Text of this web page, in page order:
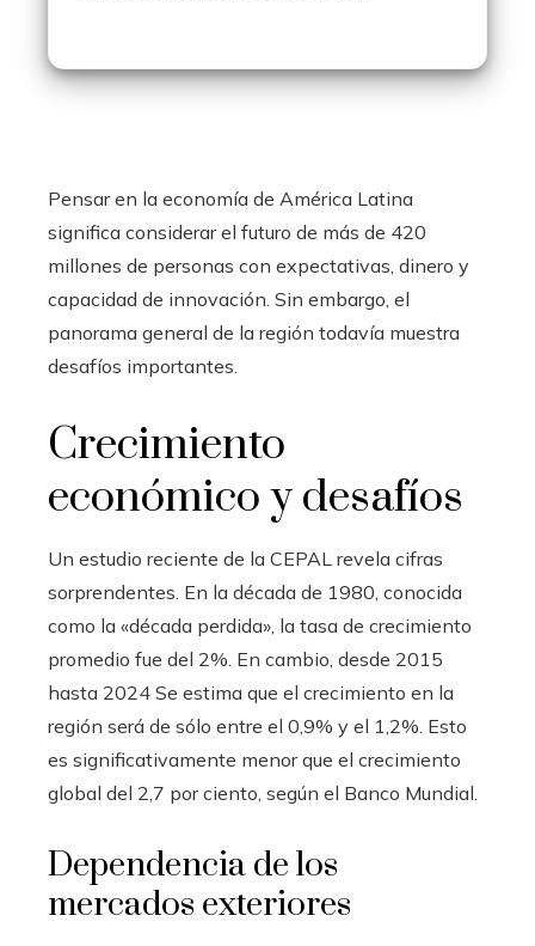
Pensar en la economía de América Latina
significa considerar el futuro de más de 420
millones de personas con expectativas, dinero y
capacidad de innovación. Sin embargo, el
panorama general de la región todavía muestra
desafíos importantes.
Crecimiento
económico y desafíos
Un estudio reciente de la CEPAL revela cifras
sorprendentes. En la década de 1980, conocida
como la «década perdida», la tasa de crecimiento
promedio fue del 2%. En cambio, desde 2015
hasta 2024 Se estima que el crecimiento en la
región será de sólo entre el 0,9% y el 1,2%. Esto
es significativamente menor que el crecimiento
global del 2,7 por ciento, según el Banco Mundial.
Dependencia de los
mercados exteriores